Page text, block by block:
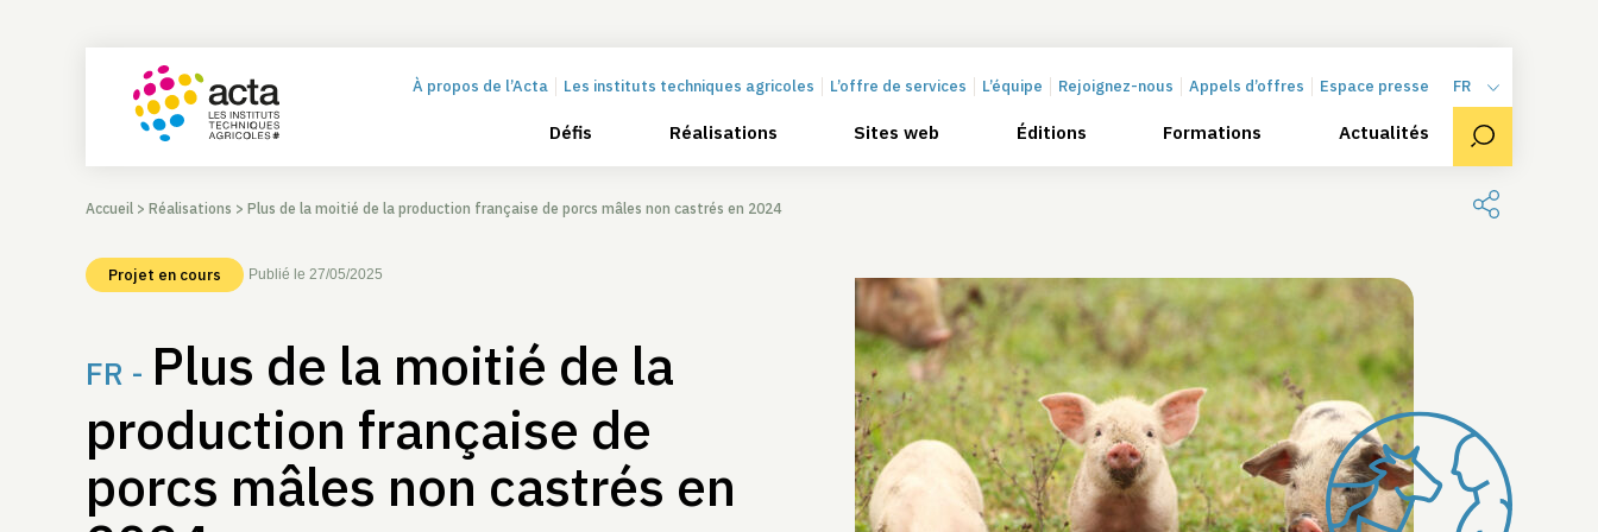
À propos de l’Acta Les instituts techniques agricoles L’offre de services L’équipe Rejoignez-nous Appels d’offres Espace presse
Défis Réalisations Sites web Éditions Formations Actualités
FR
Accueil > Réalisations > Plus de la moitié de la production française de porcs mâles non castrés en 2024
Projet en cours Publié le 27/05/2025
FR - Plus de la moitié de la
production française de
porcs mâles non castrés en